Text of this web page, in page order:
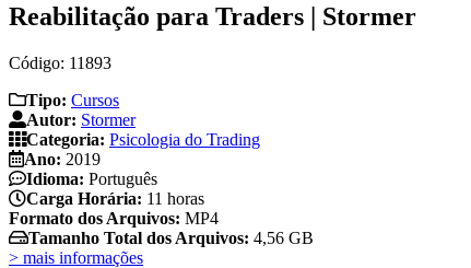
Reabilitação para Traders | Stormer
Código: 11893
Tipo: Cursos
Autor: Stormer
Categoria: Psicologia do Trading
Ano: 2019
Idioma: Português
Carga Horária: 11 horas
Formato dos Arquivos: MP4
Tamanho Total dos Arquivos: 4,56 GB
> mais informações